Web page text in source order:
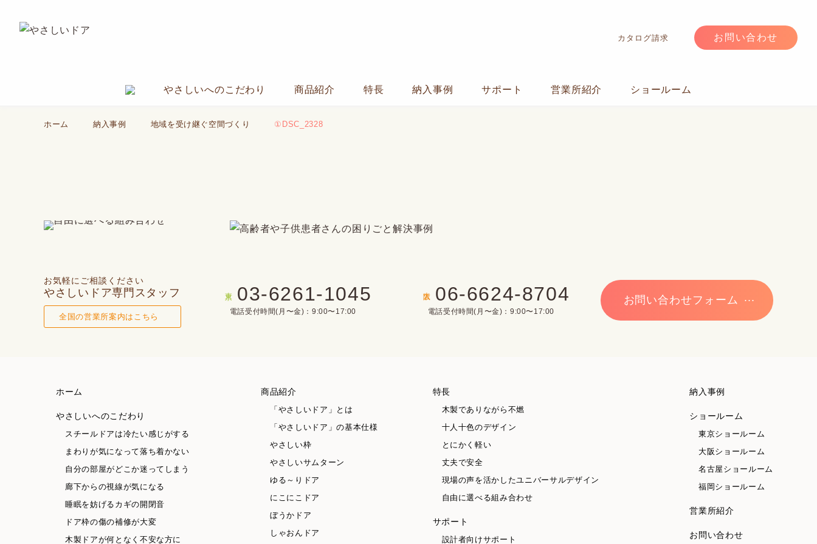
カタログ請求 お問い合わせ
やさしいへのこだわり 商品紹介 特長 納入事例 サポート 営業所紹介 ショールーム
ホーム 納入事例 地域を受け継ぐ空間づくり ①DSC_2328
お気軽にご相談ください
やさしいドア専門スタッフ
全国の営業所案内はこちら
03-6261-1045
電話受付時間(月〜金)：9:00〜17:00
06-6624-8704
電話受付時間(月〜金)：9:00〜17:00
お問い合わせフォーム
ホーム
やさしいへのこだわり
スチールドアは冷たい感じがする
まわりが気になって落ち着かない
自分の部屋がどこか迷ってしまう
廊下からの視線が気になる
睡眠を妨げるカギの開閉音
ドア枠の傷の補修が大変
木製ドアが何となく不安な方に
商品紹介
「やさしいドア」とは
「やさしいドア」の基本仕様
やさしい枠
やさしいサムターン
ゆる～りドア
にこにこドア
ぼうかドア
しゃおんドア
特長
木製でありながら不燃
十人十色のデザイン
とにかく軽い
丈夫で安全
現場の声を活かしたユニバーサルデザイン
自由に選べる組み合わせ
サポート
設計者向けサポート
納入事例
ショールーム
東京ショールーム
大阪ショールーム
名古屋ショールーム
福岡ショールーム
営業所紹介
お問い合わせ